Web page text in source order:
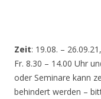
Zeit: 19.08. –
Fr. 8.30 – 14.00 Uhr
oder Seminare kann
behindert werden –